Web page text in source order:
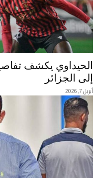
الحيداوي يكشف
إلى الجزائر
أبريل 7, 2026